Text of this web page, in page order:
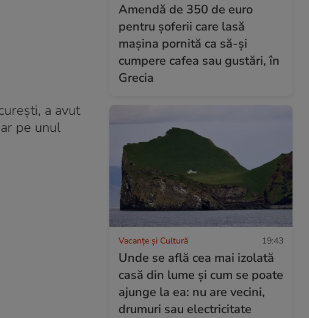
a avut
pe unul
Amendă de 350 de euro
pentru șoferii care lasă
mașina pornită ca să-și
cumpere cafea sau gustări, în
Grecia
Vacanțe și Cultură 19:43
Unde se află cea mai izolată
casă din lume și cum se poate
ajunge la ea: nu are vecini,
drumuri sau electricitate